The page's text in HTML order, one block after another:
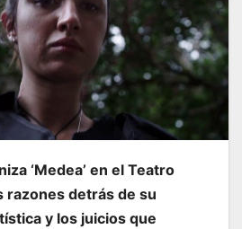
‘Medea’ en el Teatro
razones detrás de su
y los juicios que